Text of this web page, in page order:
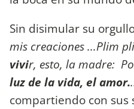
Sin disimular su
mis creaciones ...Plim
vivir, esto, la madre:
luz de la vida, el amor.
compartiendo con sus